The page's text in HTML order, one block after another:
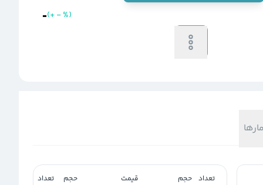
-(+-%)
تعداد حجم قیمت حجم تعداد